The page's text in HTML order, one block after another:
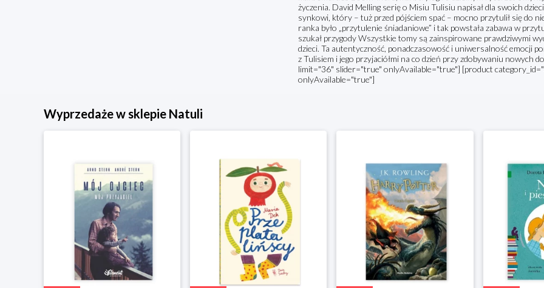
życzenia. David Melling serię o Misiu Tulisiu napisał dla swoich
synkowi, który – tuż przed pójściem spać – mocno przytulił się do
ranka było „przytulenie śniadaniowe” i tak powstała zabawa w
szukał przygody Wszystkie tomy są zainspirowane prawdziwymi
dzieci. Ta autentyczność, ponadczasowość i uniwersalność emocji
z Tulisiem i jego przyjaciółmi na co dzień przy zdobywaniu nowych
limit="36" slider="true" onlyAvailable="true"] [product
onlyAvailable="true"]
Wyprzedaże w sklepie Natuli